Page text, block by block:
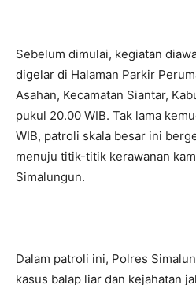
Sebelum dimulai, kegiatan
digelar di Halaman Parkir
Asahan, Kecamatan Siantar,
pukul 20.00 WIB. Tak lama
WIB, patroli skala besar ini
menuju titik-titik kerawanan
Simalungun.
Dalam patroli ini, Polres
kasus balap liar dan kejahatan